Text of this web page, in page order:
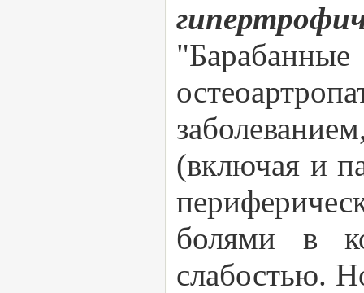
(включая и
болями в
слабостью.